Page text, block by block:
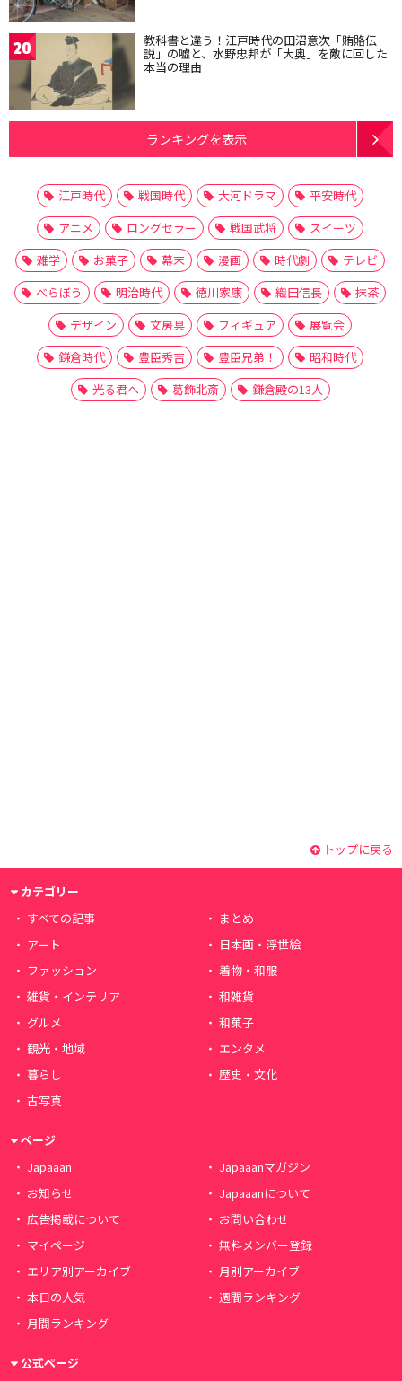
20 教科書と違う！江戸時代の田沼意次「賄賂伝
説」の嘘と、水野忠邦が「大奥」を敵に回した
本当の理由
ランキングを表示
江戸時代 戦国時代 大河ドラマ
平安時代
アニメ
ロングセラー 戦国武将
スイーツ
雑学
お菓子 幕末 漫画 時代劇
テレビ
べらぼう
明治時代 徳川家康 織田信長
抹茶
デザイン
文房具 フィギュア
展覧会
鎌倉時代
豊臣秀吉 豊臣兄弟！
昭和時代
光る君へ
葛飾北斎 鎌倉殿の13人
トップに戻る
カテゴリー
すべての記事
まとめ
アート
日本画・浮世絵
ファッション
着物・和服
雑貨・インテリア
和雑貨
グルメ
和菓子
観光・地域
エンタメ
暮らし
歴史・文化
古写真
ページ
Japaaan
Japaaanマガジン
お知らせ
Japaaanについて
広告掲載について
お問い合わせ
マイページ
無料メンバー登録
エリア別アーカイブ
月別アーカイブ
本日の人気
週間ランキング
月間ランキング
公式ページ